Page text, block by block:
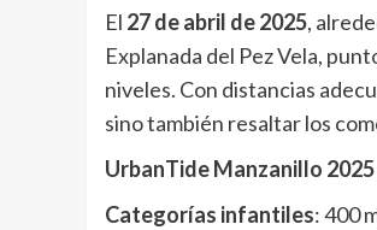
El 27 de abril de 2025,
Explanada del Pez Vela,
niveles. Con distancias
sino también resaltar los
UrbanTide Manzanillo 2025
Categorías infantiles: 400